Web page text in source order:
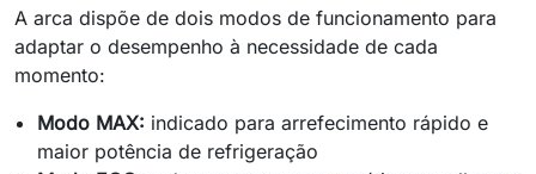
A arca dispõe de dois modos de funcionamento para
adaptar o desempenho à necessidade de cada
momento:
Modo MAX: indicado para arrefecimento rápido e
maior potência de refrigeração